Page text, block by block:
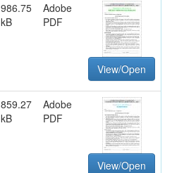
986.75
kB
Adobe
PDF
View/Open
859.27
kB
Adobe
PDF
View/Open